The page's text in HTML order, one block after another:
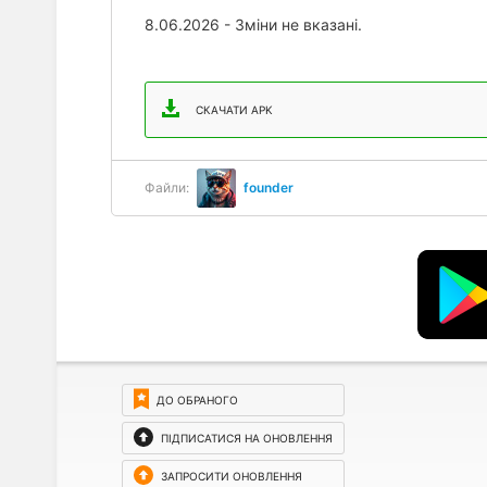
8.06.2026 - Зміни не вказані.
СКАЧАТИ APK
Файли: founder
ДО ОБРАНОГО
ПІДПИСАТИСЯ НА ОНОВЛЕННЯ
ЗАПРОСИТИ ОНОВЛЕННЯ